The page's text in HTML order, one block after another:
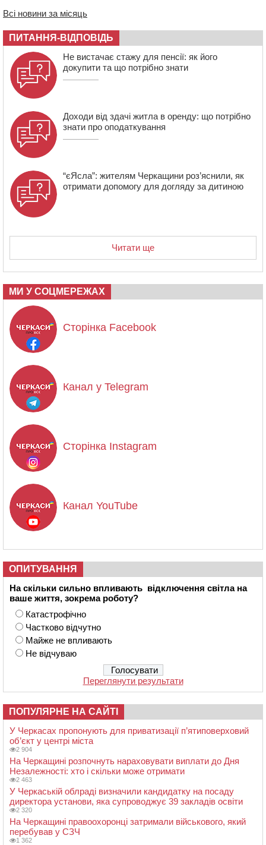
зерна нового врожаю
13:40 На Кам’янщині сталася масштабна пожежа
сміттєзвалища
Всі новини за місяць
ПИТАННЯ-ВІДПОВІДЬ
Не вистачає стажу для пенсії: як його
докупити та що потрібно знати
Доходи від здачі житла в оренду: що потрібно
знати про оподаткування
“єЯсла”: жителям Черкащини роз’яснили, як
отримати допомогу для догляду за дитиною
Читати ще
МИ У СОЦМЕРЕЖАХ
Сторінка Facebook
Канал у Telegram
Сторінка Instagram
Канал YouTube
ОПИТУВАННЯ
На скільки сильно впливають відключення світла на
ваше життя, зокрема роботу?
Катастрофічно
Частково відчутно
Майже не впливають
Не відчуваю
Переглянути результати
ПОПУЛЯРНЕ НА САЙТІ
У Черкасах пропонують для приватизації п’ятиповерховий
об’єкт у центрі міста
2 904
На Черкащині розпочнуть нараховувати виплати до Дня
Незалежності: хто і скільки може отримати
2 463
У Черкаській облраді визначили кандидатку на посаду
директора установи, яка супроводжує 39 закладів освіти
2 320
На Черкащині правоохоронці затримали військового, який
перебував у СЗЧ
1 362